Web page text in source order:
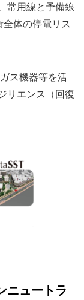
常用線と予備線
体の停電リス
ス機器等を活
リエンス（回復
ニュートラ